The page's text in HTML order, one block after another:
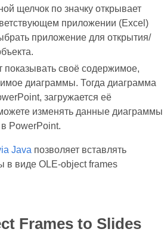
щелчок по значку открывает
приложении (Excel)
приложение для открытия/
показывать своё содержимое,
диаграммы. Тогда диаграмма
загружается её
изменять данные диаграммы
PowerPoint.
Java позволяет вставлять
в виде OLE‑object frames
Frames to Slides